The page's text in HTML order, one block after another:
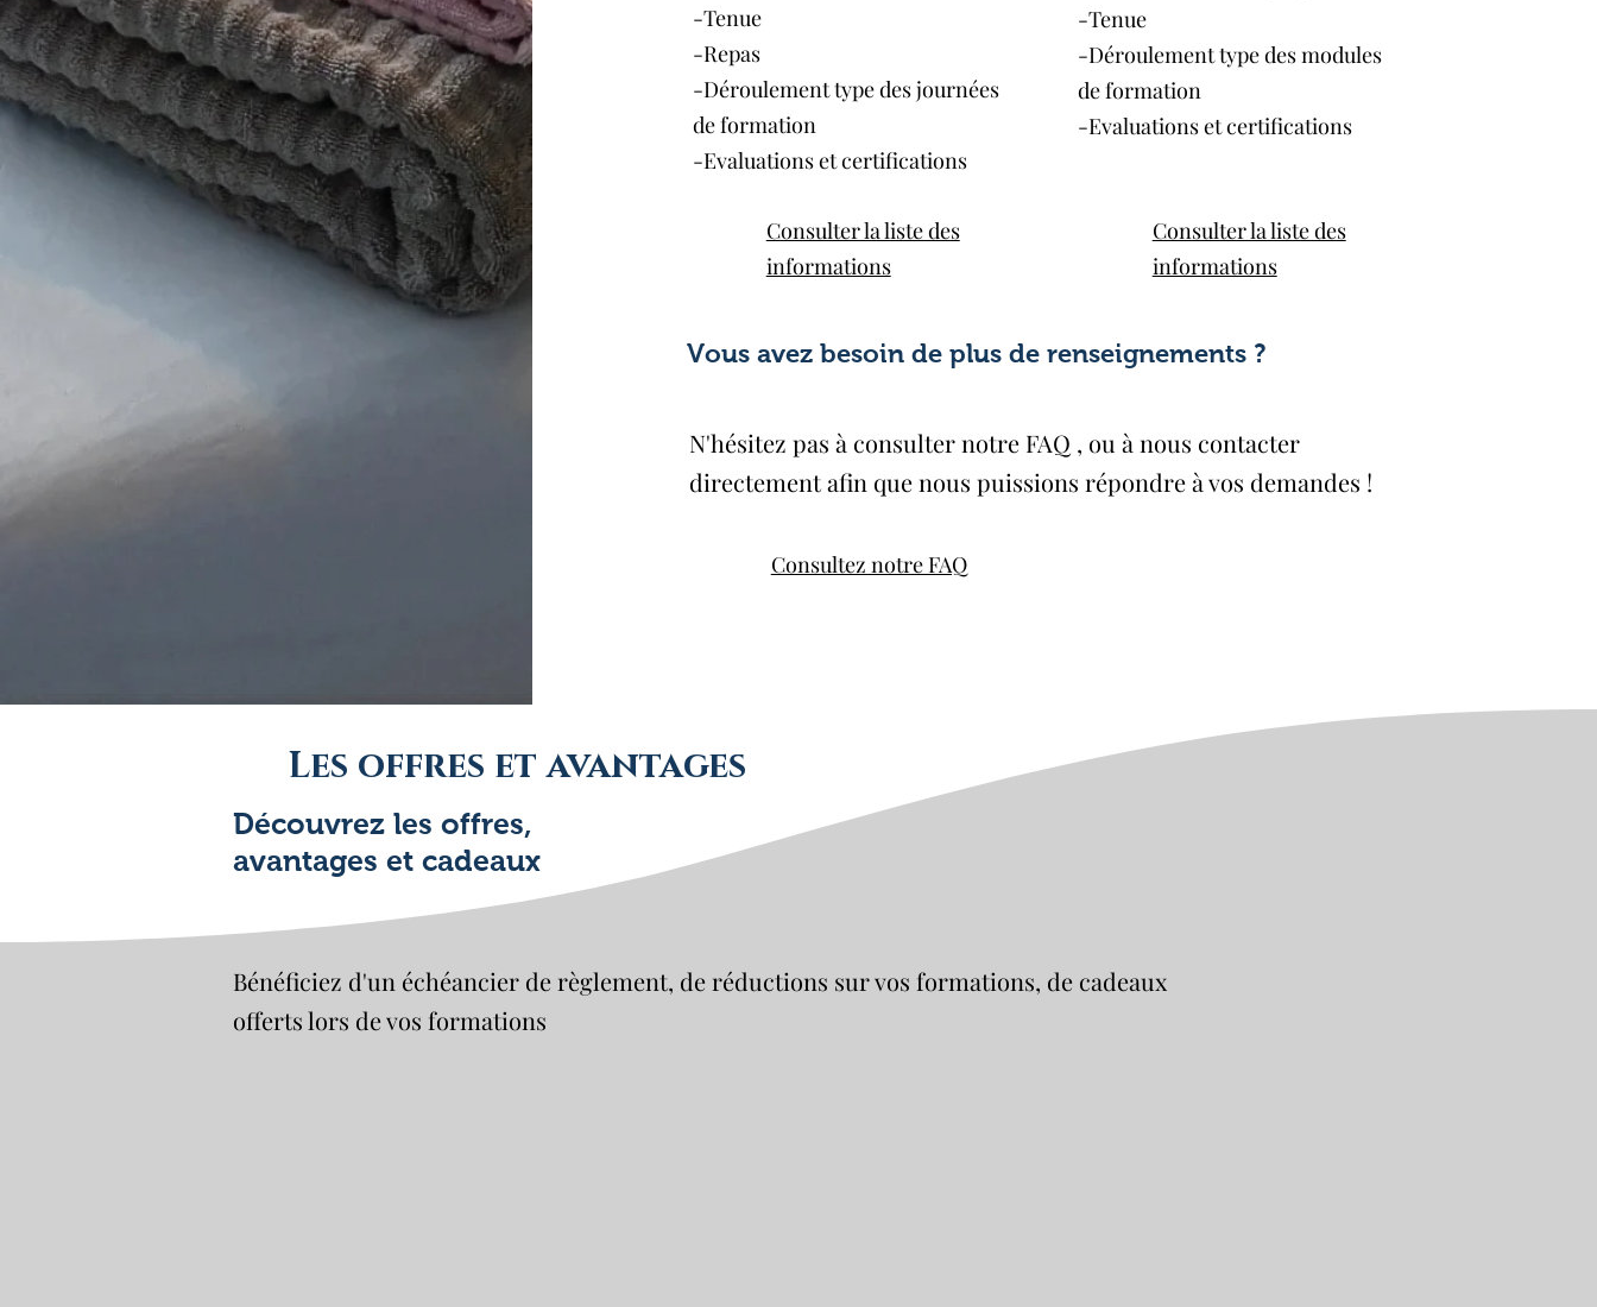
-Tenue
-Repas
-Déroulement type des journées
de formation
-Evaluations et certifications​​​​
Consulter la liste des
informations
-Tenue
-Déroulement type des modules
de formation
-Evaluations et certifications​​​
Consulter la liste des
informations
Vous avez besoin de plus de renseignements ?
N'hésitez pas à consulter notre FAQ , ou à nous contacter
directementafin que nous puissions répondre à vos demandes !
Consultez notre FAQ
Les offres et avantages
Découvrez les offres,
avantages et cadeaux
Bénéficiez d'un échéancier de règlement, de réductions sur vos formations, de cadeaux
offerts lors de vos formations